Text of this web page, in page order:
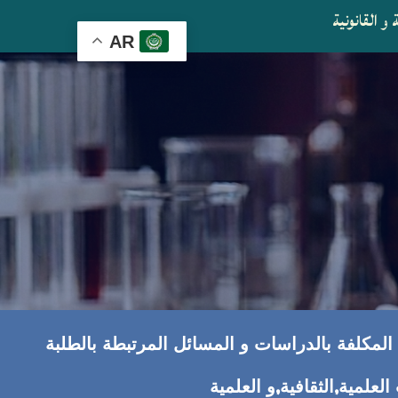
AR
القانونية
المكلفة بالدراسات و المسائل المرتبطة بالطلبة
العلمية